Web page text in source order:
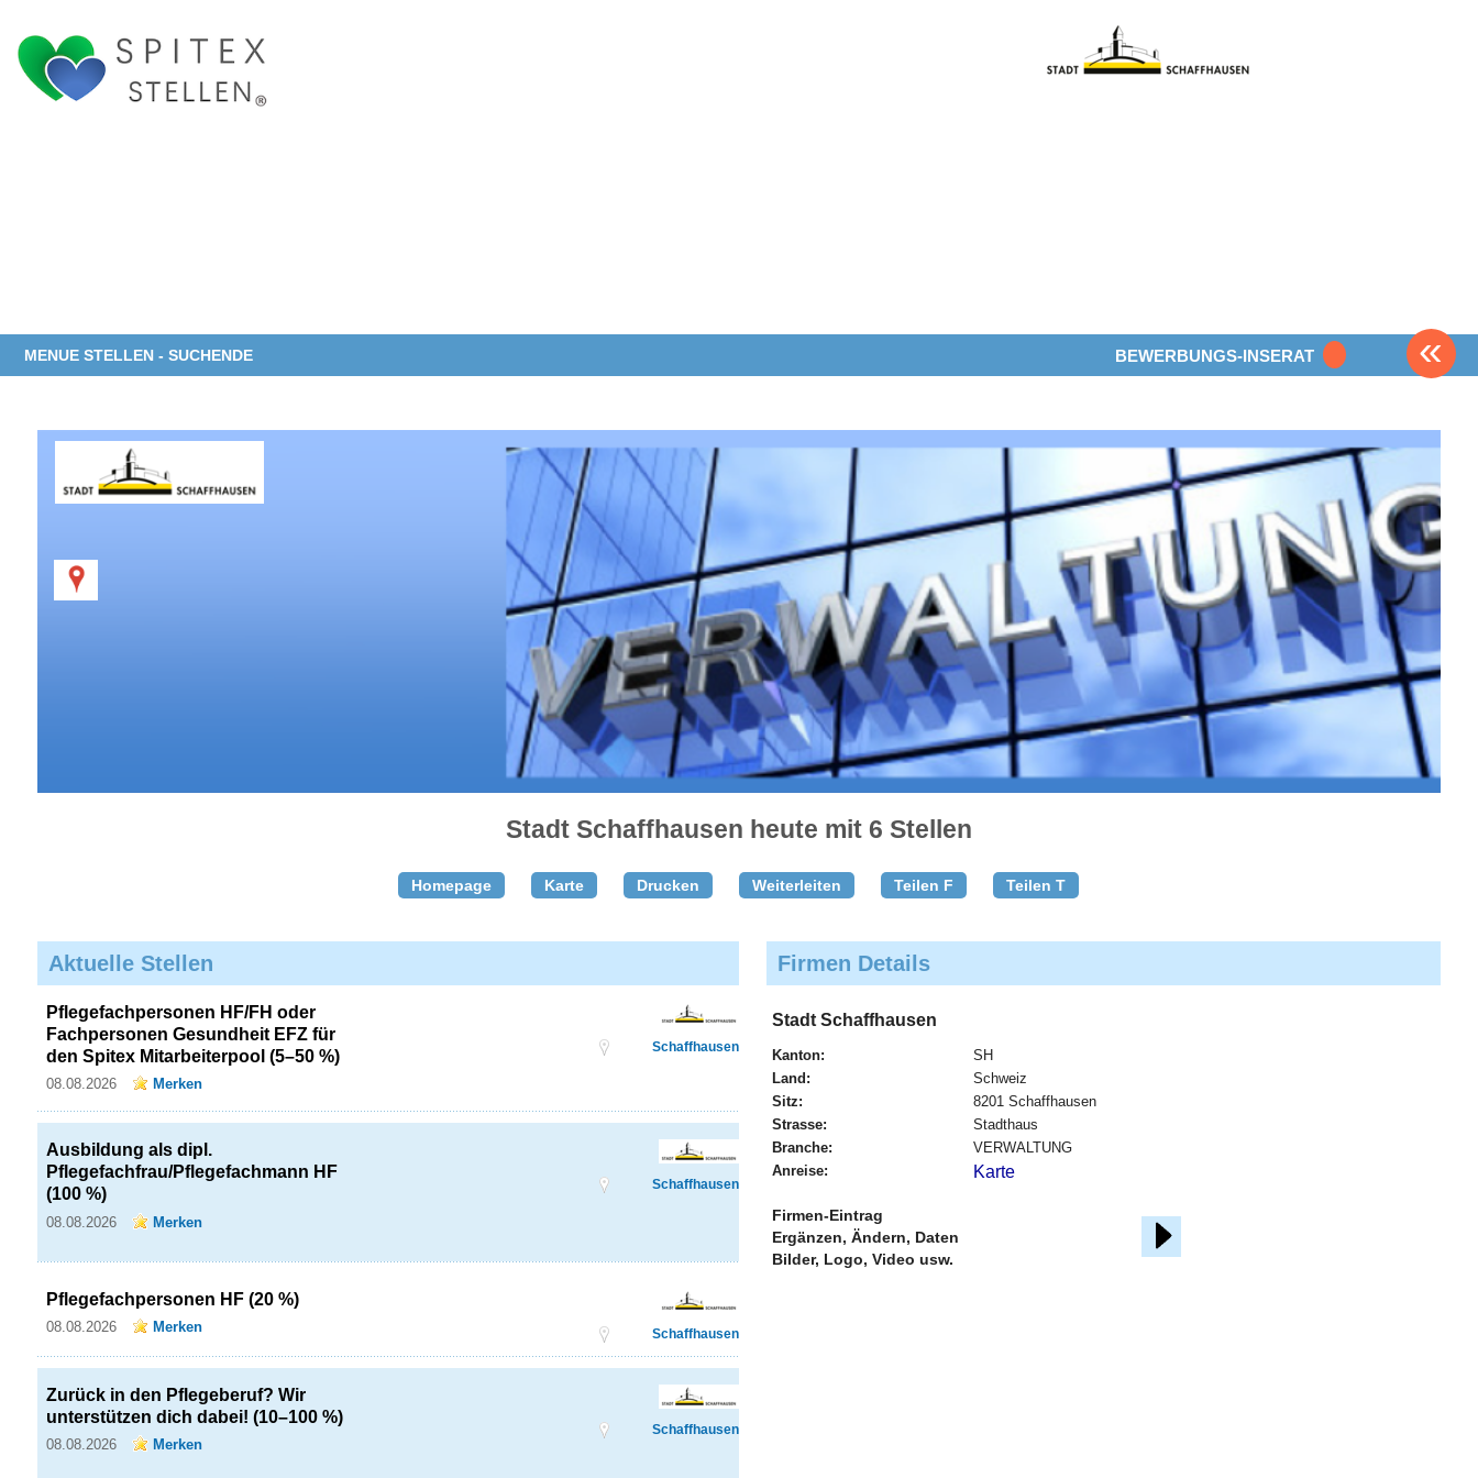
MENUE STELLEN - SUCHENDE BEWERBUNGS-INSERAT «
Stadt Schaffhausen heute mit 6 Stellen
Homepage Karte Drucken Weiterleiten Teilen F Teilen T
Aktuelle Stellen
Pflegefachpersonen HF/FH oder
Fachpersonen Gesundheit EFZ für
den Spitex Mitarbeiterpool (5–50 %)
08.08.2026 Merken
Schaffhausen
Ausbildung als dipl.
Pflegefachfrau/Pflegefachmann HF
(100 %)
08.08.2026 Merken
Schaffhausen
Pflegefachpersonen HF (20 %)
08.08.2026 Merken Schaffhausen
Zurück in den Pflegeberuf? Wir
unterstützen dich dabei! (10–100 %)
08.08.2026 Merken
Schaffhausen
Firmen Details
Stadt Schaffhausen
Kanton:
SH
Land:
Schweiz
Sitz:
8201 Schaffhausen
Strasse:
Stadthaus
Branche:
VERWALTUNG
Anreise:
Karte
Firmen-Eintrag
Ergänzen, Ändern, Daten
Bilder, Logo, Video usw.